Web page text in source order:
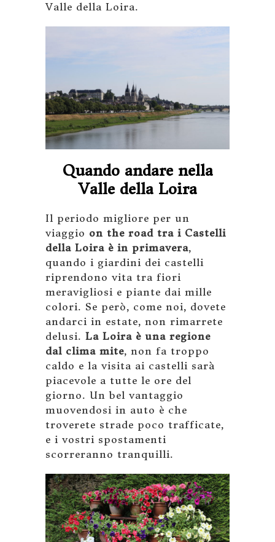
Valle della Loira.
Quando andare nella
Valle della Loira
Il periodo migliore per un
viaggio on the road tra i Castelli
della Loira è in primavera,
quando i giardini dei castelli
riprendono vita tra fiori
meravigliosi e piante dai mille
colori. Se però, come noi, dovete
andarci in estate, non rimarrete
delusi. La Loira è una regione
dal clima mite, non fa troppo
caldo e la visita ai castelli sarà
piacevole a tutte le ore del
giorno. Un bel vantaggio
muovendosi in auto è che
troverete strade poco trafficate,
e i vostri spostamenti
scorreranno tranquilli.